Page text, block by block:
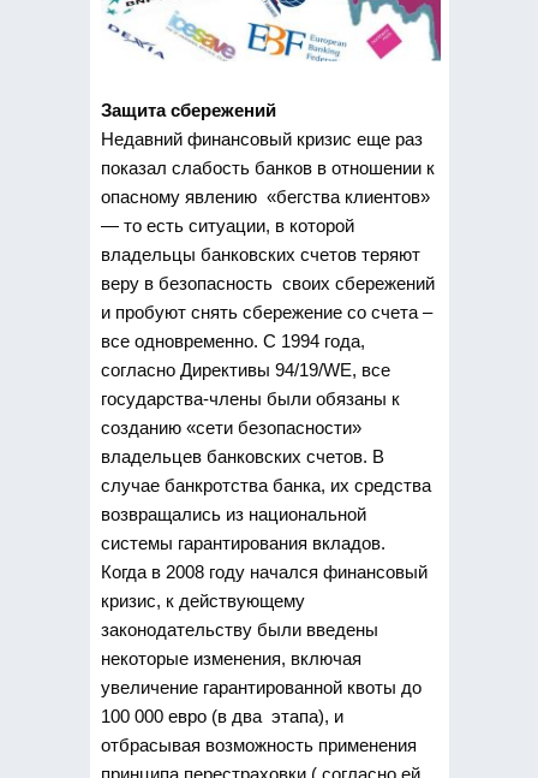
Защита сбережений
Недавний финансовый кризис еще раз
показал слабость банков в отношении к
опасному явлению «бегства клиентов»
— то есть ситуации, в которой
владельцы банковских счетов теряют
веру в безопасность своих сбережений
и пробуют снять сбережение со счета –
все одновременно. С 1994 года,
согласно Директивы 94/19/WE, все
государства-члены были обязаны к
созданию «сети безопасности»
владельцев банковских счетов. В
случае банкротства банка, их средства
возвращались из национальной
системы гарантирования вкладов.
Когда в 2008 году начался финансовый
кризис, к действующему
законодательству были введены
некоторые изменения, включая
увеличение гарантированной квоты до
100 000 евро (в два этапа), и
отбрасывая возможность применения